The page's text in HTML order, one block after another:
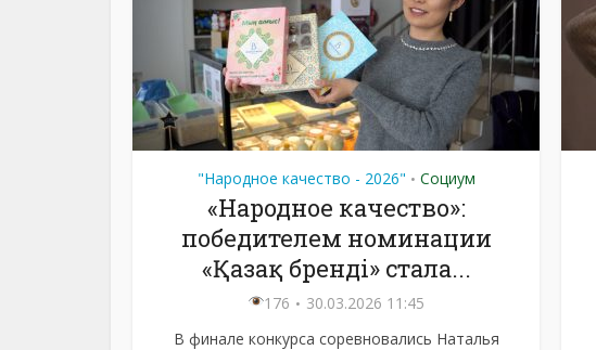
"Народное качество - 2026" • Социум
«Народное качество»:
победителем номинации
«Қазақ бренді» стала...
176
30.03.2026 11:45
В финале конкурса соревновались Наталья